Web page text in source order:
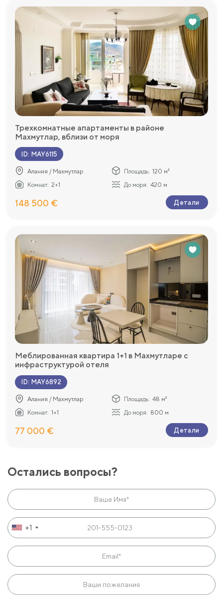
Трехкомнатные апартаменты в районе
Махмутлар, вблизи от моря
ID: MAY6115
Алания / Махмутлар Площадь: 120 м²
Комнат: 2+1 До моря: 420 м
148 500 € Детали
Меблированная квартира 1+1 в Махмутларе с
инфраструктурой отеля
ID: MAY6892
Алания / Махмутлар Площадь: 48 м²
Комнат: 1+1 До моря: 800 м
77 000 € Детали
Остались вопросы?
+1